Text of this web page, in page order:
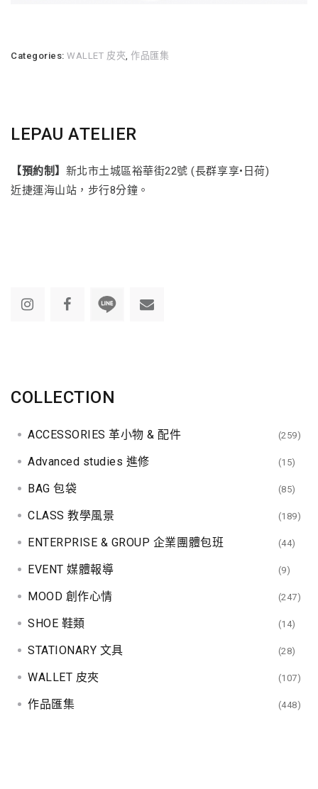
Categories:WALLET 皮夾,作品匯集
LEPAU ATELIER
【預約制】 新北市土城區裕華街22號 (長群享享•日荷)
近捷運海山站，步行8分鐘。
COLLECTION
ACCESSORIES 革小物 & 配件 (259)
Advanced studies 進修 (15)
BAG 包袋 (85)
CLASS 教學風景 (189)
ENTERPRISE & GROUP 企業團體包班 (44)
EVENT 媒體報導 (9)
MOOD 創作心情 (247)
SHOE 鞋類 (14)
STATIONARY 文具 (28)
WALLET 皮夾 (107)
作品匯集 (448)